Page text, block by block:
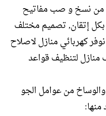
من نسخ و صب مفاتيح
بكل إتقان, تصميم مختلف
كهربائي منازل لاصلاح
منازل لتنظيف قواعد
والوساخ من عوامل الجو
منها: